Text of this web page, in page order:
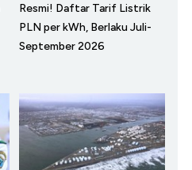
Resmi! Daftar Tarif Listrik
PLN per kWh, Berlaku Juli-
September 2026